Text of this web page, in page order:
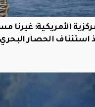
استئناف الحصار